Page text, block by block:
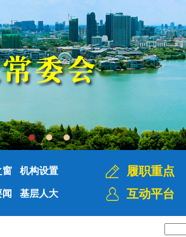
窗 机构设置
闻 基层人大
履职重点
互动平台